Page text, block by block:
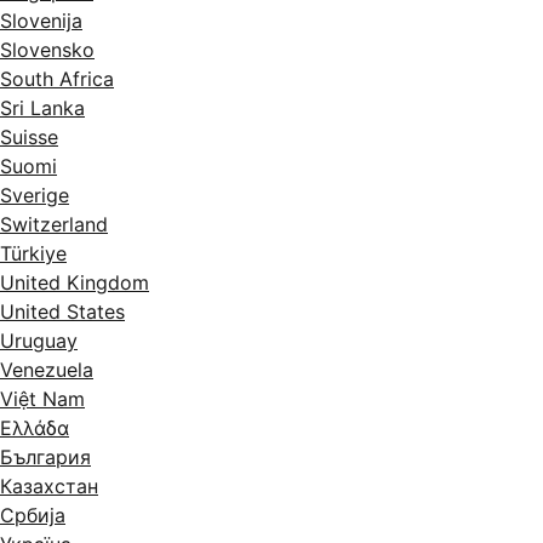
Slovenija
Slovensko
South Africa
Sri Lanka
Suisse
Suomi
Sverige
Switzerland
Türkiye
United Kingdom
United States
Uruguay
Venezuela
Việt Nam
Ελλάδα
България
Казахстан
Србија